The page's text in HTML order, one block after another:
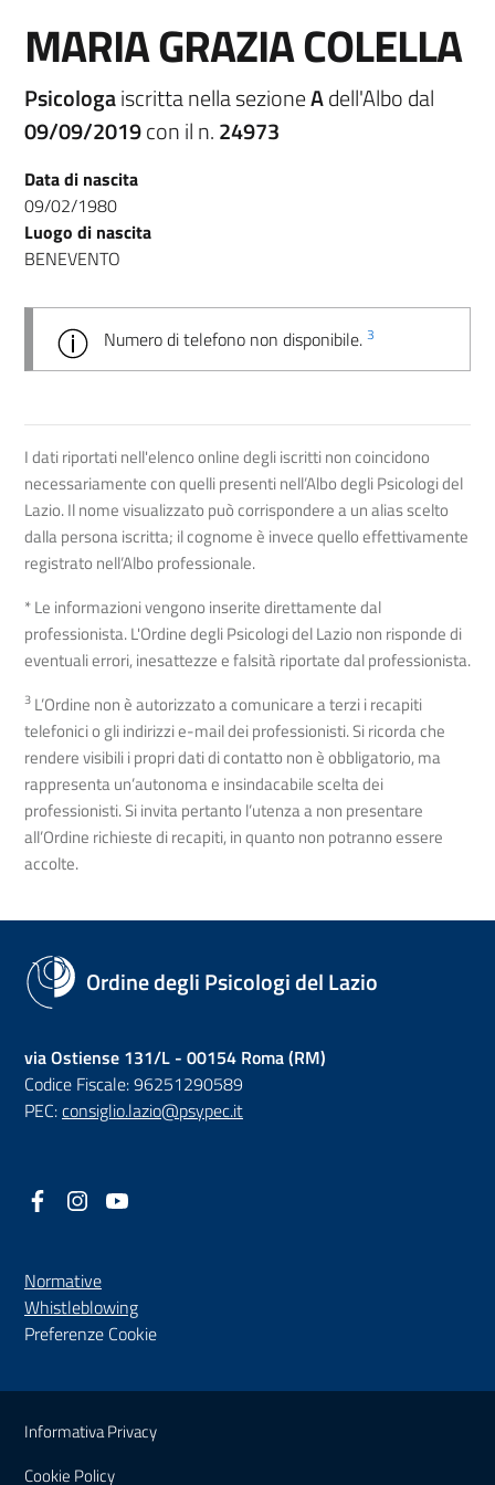
MARIA GRAZIA COLELLA
Psicologaiscritta nella sezioneAdell'Albo dal
09/09/2019con il n.24973
Data di nascita
09/02/1980
Luogo di nascita
BENEVENTO
Numero di telefono non disponibile. 3
I dati riportati nell'elenco online degli iscritti non coincidono
necessariamente con quelli presenti nell’Albo degli Psicologi del
Lazio. Il nome visualizzato può corrispondere a un alias scelto
dalla persona iscritta; il cognome è invece quello effettivamente
registrato nell’Albo professionale.
* Le informazioni vengono inserite direttamente dal
professionista. L'Ordine degli Psicologi del Lazio non risponde di
eventuali errori, inesattezze e falsità riportate dal professionista.
3 L’Ordine non è autorizzato a comunicare a terzi i recapiti
telefonici o gli indirizzi e-mail dei professionisti. Si ricorda che
rendere visibili i propri dati di contatto non è obbligatorio, ma
rappresenta un’autonoma e insindacabile scelta dei
professionisti. Si invita pertanto l’utenza a non presentare
all’Ordine richieste di recapiti, in quanto non potranno essere
accolte.
Ordine degli Psicologi del Lazio
via Ostiense 131/L - 00154 Roma (RM)
Codice Fiscale: 96251290589
PEC:consiglio.lazio@psypec.it
Facebook
(nuova scheda - new tab)
Instagram
(nuova scheda - new tab)
Normative
Whistleblowing(nuova scheda - new tab)
Preferenze Cookie
Sezione Link Utili
Informativa Privacy
Cookie Policy